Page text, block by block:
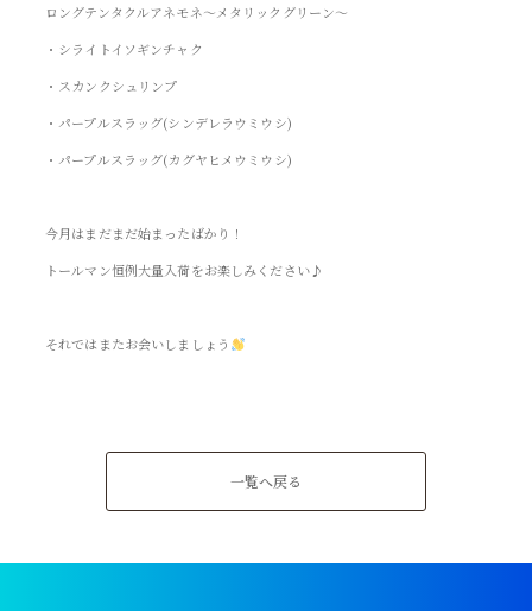
ロングテンタクルアネモネ～メタリックグリーン～
・シライトイソギンチャク
・スカンクシュリンプ
・パープルスラッグ(シンデレラウミウシ)
・パープルスラッグ(カグヤヒメウミウシ)
今月はまだまだ始まったばかり！
トールマン恒例大量入荷をお楽しみください♪
それではまたお会いしましょう
一覧へ戻る